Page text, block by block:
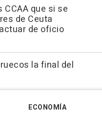
CCAA que si se
de Ceuta
de oficio
la final del
ECONOMÍA